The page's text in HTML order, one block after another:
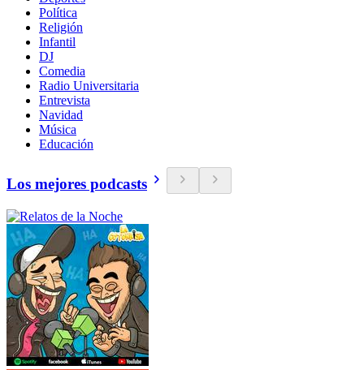
Política
Religión
Infantil
DJ
Comedia
Radio Universitaria
Entrevista
Navidad
Música
Educación
Los mejores podcasts